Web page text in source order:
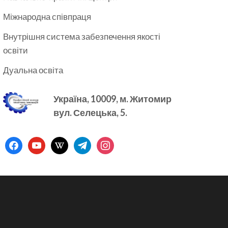
Міжнародна співпраця
Внутрішня система забезпечення якості
освіти
Дуальна освіта
Україна, 10009, м.Житомир
вул. Селецька, 5.
facebookyoutubewikipediatelegraminstagram